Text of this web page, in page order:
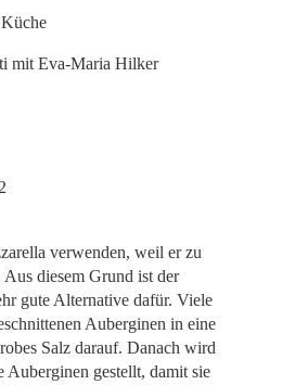
mit Eva-Maria Hilker
verwenden, weil er zu
diesem Grund ist der
gute Alternative dafür. Viele
Auberginen in eine
Salz darauf. Danach wird
Auberginen gestellt, damit sie